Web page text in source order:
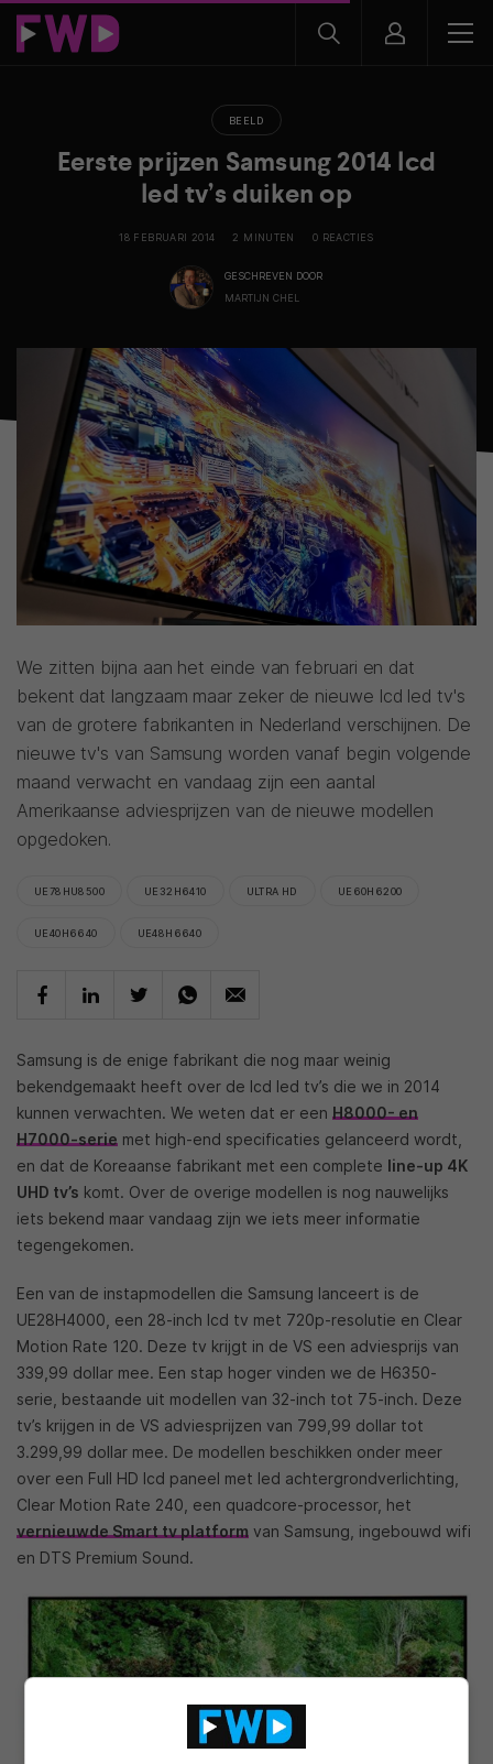
BEELD
Eerste prijzen Samsung 2014 lcd
led tv’s duiken op
18 FEBRUARI 2014 2 MINUTEN 0 REACTIES
GESCHREVEN DOOR
MARTIJN CHEL
We zitten bijna aan het einde van februari en dat
bekent dat langzaam maar zeker de nieuwe lcd led tv's
van de grotere fabrikanten in Nederland verschijnen. De
nieuwe tv's van Samsung worden vanaf begin volgende
maand verwacht en vandaag zijn een aantal
Amerikaanse adviesprijzen van de nieuwe modellen
opgedoken.
UE78HU8500 UE32H6410 ULTRA HD UE60H6200
UE40H6640 UE48H6640
Samsung is de enige fabrikant die nog maar weinig
bekendgemaakt heeft over de lcd led tv’s die we in 2014
kunnen verwachten. We weten dat er een H8000- en
H7000-serie met high-end specificaties gelanceerd wordt,
en dat de Koreaanse fabrikant met een complete line-up 4K
UHD tv’s komt. Over de overige modellen is nog nauwelijks
iets bekend maar vandaag zijn we iets meer informatie
tegengekomen.
Een van de instapmodellen die Samsung lanceert is de
UE28H4000, een 28-inch lcd tv met 720p-resolutie en Clear
Motion Rate 120. Deze tv krijgt in de VS een adviesprijs van
339,99 dollar mee. Een stap hoger vinden we de H6350-
serie, bestaande uit modellen van 32-inch tot 75-inch. Deze
tv’s krijgen in de VS adviesprijzen van 799,99 dollar tot
3.299,99 dollar mee. De modellen beschikken onder meer
over een Full HD lcd paneel met led achtergrondverlichting,
Clear Motion Rate 240, een quadcore-processor, het
vernieuwde Smart tv platform van Samsung, ingebouwd wifi
en DTS Premium Sound.